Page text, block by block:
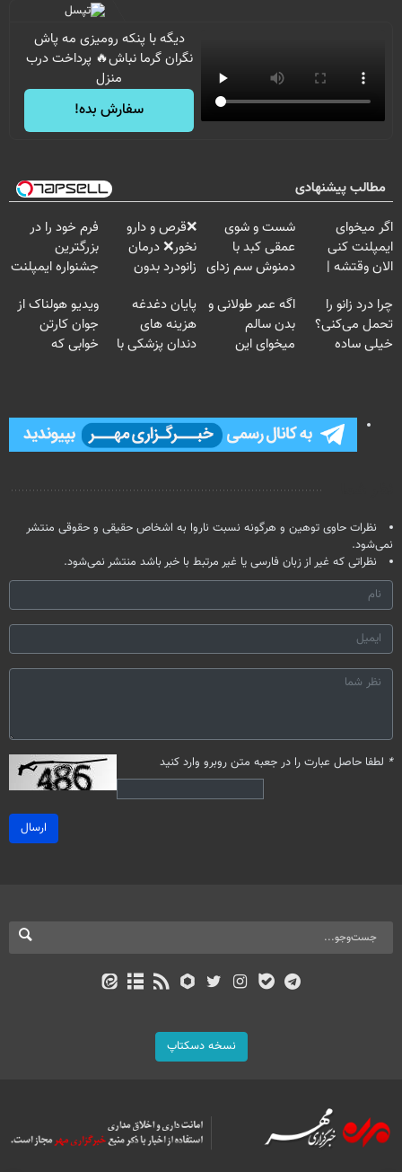
دیگه با پنکه رومیزی مه پاش
نگران گرما نباش🔥 پرداخت درب
منزل
سفارش بده!
مطالب پیشنهادی
اگر میخوای
ایمپلنت کنی
الان وقتشه |
میلیون تومان!!!
شست و شوی
عمقی کبد با
دمنوش سم زدای
❌قرص‌ و دارو
نخور❌ درمان
زانودرد بدون
فرم خود را در
بزرگترین
جشنواره ایمپلنت
فقط ۲۵ میلیون
چرا درد زانو را
تحمل می‌کنی؟
خیلی ساده
اگه عمر طولانی و
بدن سالم
میخوای این
پایان دغدغه
هزینه های
دندان پزشکی با
ویدیو هولناک از
جوان کارتن
خوابی که
نظرات حاوی توهین و هرگونه نسبت ناروا به اشخاص حقیقی و حقوقی منتشر
نمی‌شود.
نظراتی که غیر از زبان فارسی یا غیر مرتبط با خبر باشد منتشر نمی‌شود.
* لطفا حاصل عبارت را در جعبه متن روبرو وارد کنید
ارسال
نسخه دسکتاپ